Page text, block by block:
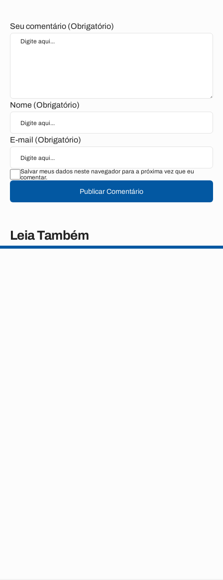
Seu comentário (Obrigatório)
Nome (Obrigatório)
E-mail (Obrigatório)
Salvar meus dados neste navegador para a próxima vez que eu
comentar.
Publicar Comentário
Leia Também